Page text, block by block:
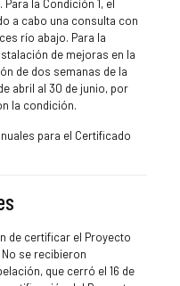
la Condición 1, el
a cabo una consulta con
río abajo. Para la
de mejoras en la
de dos semanas de la
abril al 30 de junio, por
la condición.
para el Certificado
de certificar el Proyecto
se recibieron
que cerró el 16 de